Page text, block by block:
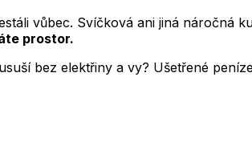
vůbec. Svíčková ani jiná náročná
prostor.
bez elektřiny a vy? Ušetřené